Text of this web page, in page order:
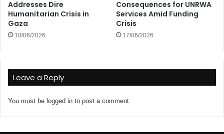
Addresses Dire
Humanitarian Crisis in
Gaza
18/06/2026
Consequences for UNRWA
Services Amid Funding
Crisis
17/06/2026
Leave a Reply
You must be logged in to post a comment.